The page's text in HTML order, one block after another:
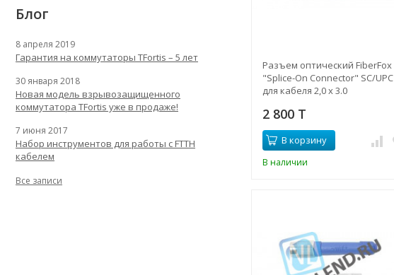
Разъем оптический FiberFox
"Splice-On Connector" SC/UPC
для кабеля 2,0 х 3.0
2 800 T
В корзину
В наличии
Блог
8 апреля 2019
Гарантия на коммутаторы TFortis – 5 лет
30 января 2018
Новая модель взрывозащищенного
коммутатора TFortis уже в продаже!
7 июня 2017
Набор инструментов для работы с FTTH
кабелем
Все записи